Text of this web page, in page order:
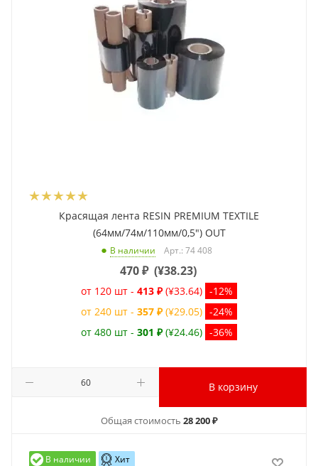
Красящая лента RESIN PREMIUM TEXTILE
(64мм/74м/110мм/0,5") OUT
В наличии Арт.: 74 408
470₽ (¥38.23)
от 120 шт - 413 ₽ (¥33.64) -12%
от 240 шт - 357 ₽ (¥29.05) -24%
от 480 шт - 301 ₽ (¥24.46) -36%
В корзину
Общая стоимость 28 200 ₽
В наличии Хит